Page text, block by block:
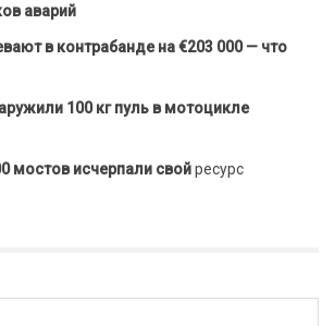
аварий
в контрабанде на €203 000 — что
100 кг пуль в мотоцикле
мостов исчерпали свойресурс